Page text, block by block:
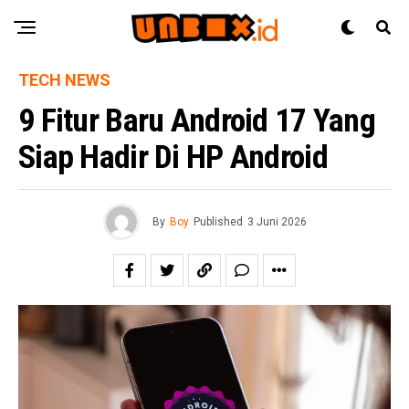
TECH NEWS
9 Fitur Baru Android 17 Yang
Siap Hadir Di HP Android
By Boy Published 3 Juni 2026